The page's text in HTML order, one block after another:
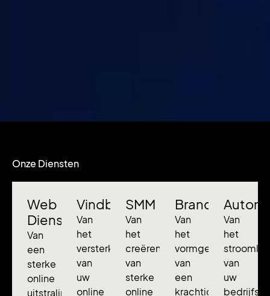
Onze Diensten
Web
Diensten
Van
een
sterke
online
uitstraling
Vindbaarheid
Van
het
versterken
van
uw
online
SMM
Van
het
creëren
van
sterke
online
Branding
Van
het
vormgeven
van
een
krachtige
Van
het
van
uw